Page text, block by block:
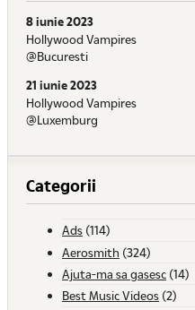
8 iunie 2023
Hollywood Vampires
@Bucuresti
21 iunie 2023
Hollywood Vampires
@Luxemburg
Categorii
Ads (114)
Aerosmith (324)
Ajuta-ma sa gasesc (14)
Best Music Videos (2)